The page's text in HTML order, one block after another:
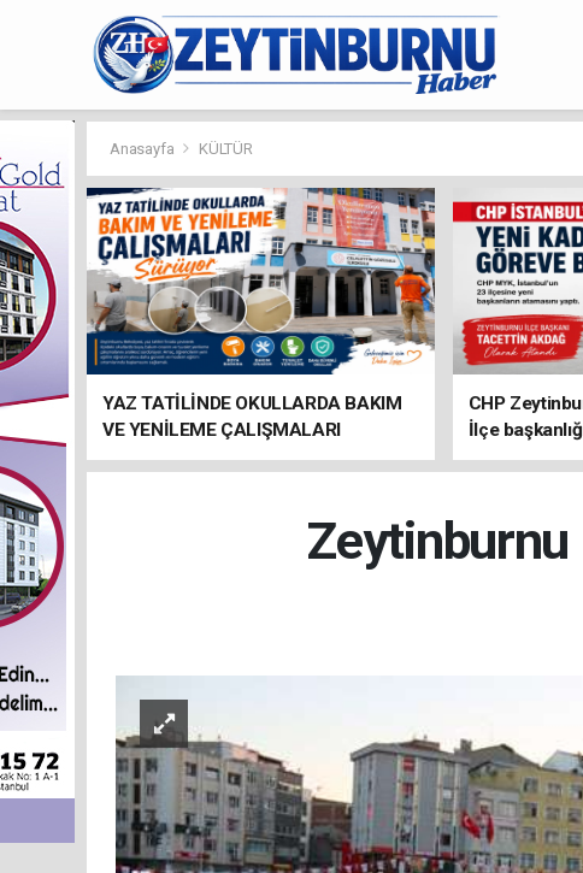
Anasayfa KÜLTÜR
YAZ TATİLİNDE OKULLARDA BAKIM
VE YENİLEME ÇALIŞMALARI
SÜRÜYOR
CHP
İlçe
atandı
Zeytinburnu